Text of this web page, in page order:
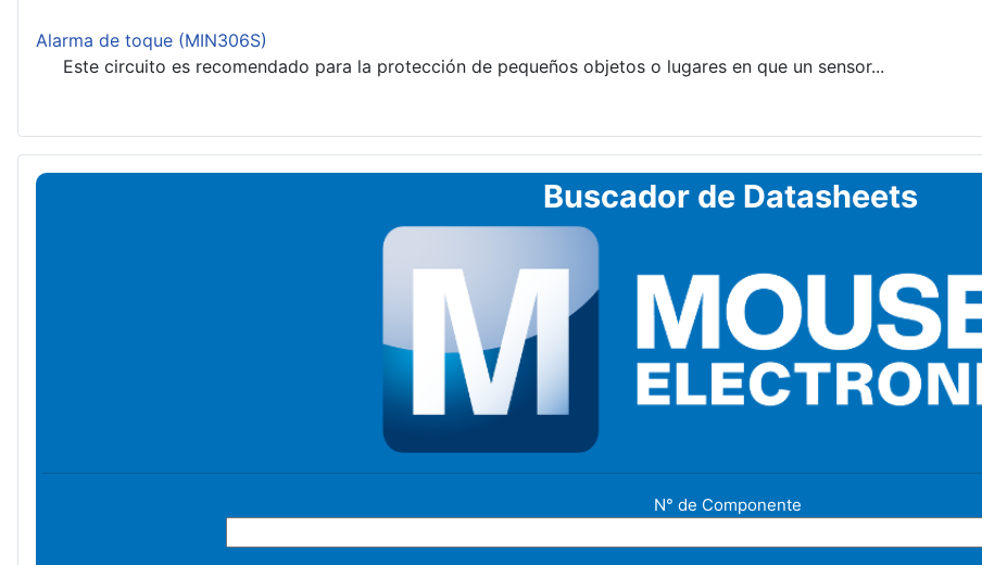
Alarma de toque (MIN306S)
Este circuito es recomendado para la protección de pequeños objetos o lugares en que un sensor...
Buscador de Datasheets
N° de Componente